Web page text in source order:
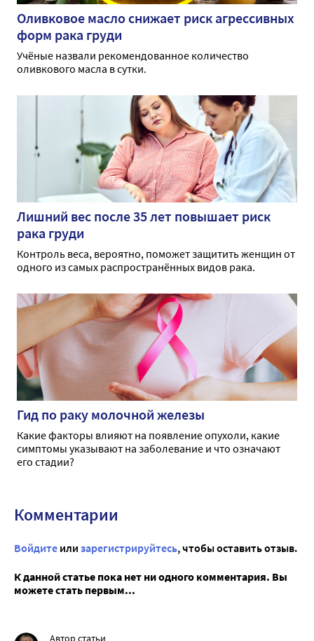
Оливковое масло снижает риск агрессивных
форм рака груди
Учёные назвали рекомендованное количество
оливкового масла в сутки.
Лишний вес после 35 лет повышает риск
рака груди
Контроль веса, вероятно, поможет защитить женщин от
одного из самых распространённых видов рака.
Гид по раку молочной железы
Какие факторы влияют на появление опухоли, какие
симптомы указывают на заболевание и что означают
его стадии?
Комментарии
Войдите или зарегистрируйтесь, чтобы оставить отзыв.
К данной статье пока нет ни одного комментария. Вы
можете стать первым...
Автор статьи